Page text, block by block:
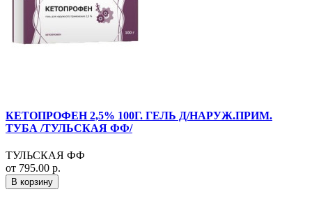
КЕТОПРОФЕН 2,5% 100Г. ГЕЛЬ Д/НАРУЖ.ПРИМ.
ТУБА /ТУЛЬСКАЯ ФФ/
ТУЛЬСКАЯ ФФ
от 795.00 р.
В корзину